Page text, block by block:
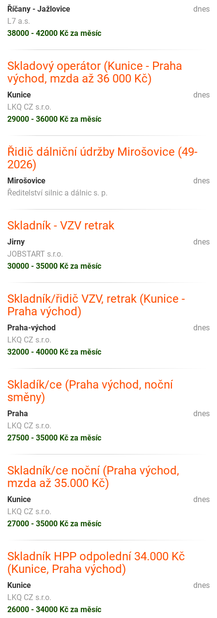
dnes
Říčany - Jažlovice
L7 a.s.
38000 - 42000 Kč za měsíc
Skladový operátor (Kunice - Praha
východ, mzda až 36 000 Kč)
dnes
Kunice
LKQ CZ s.r.o.
29000 - 36000 Kč za měsíc
Řidič dálniční údržby Mirošovice (49-
2026)
dnes
Mirošovice
Ředitelství silnic a dálnic s. p.
Skladník - VZV retrak
dnes
Jirny
JOBSTART s.r.o.
30000 - 35000 Kč za měsíc
Skladník/řidič VZV, retrak (Kunice -
Praha východ)
dnes
Praha-východ
LKQ CZ s.r.o.
32000 - 40000 Kč za měsíc
Skladík/ce (Praha východ, noční
směny)
dnes
Praha
LKQ CZ s.r.o.
27500 - 35000 Kč za měsíc
Skladník/ce noční (Praha východ,
mzda až 35.000 Kč)
dnes
Kunice
LKQ CZ s.r.o.
27000 - 35000 Kč za měsíc
Skladník HPP odpolední 34.000 Kč
(Kunice, Praha východ)
dnes
Kunice
LKQ CZ s.r.o.
26000 - 34000 Kč za měsíc